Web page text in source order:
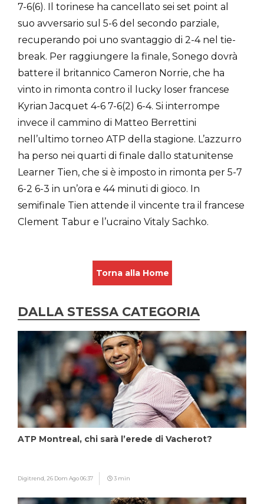
7-6(6). Il torinese ha cancellato sei set point al
suo avversario sul 5-6 del secondo parziale,
recuperando poi uno svantaggio di 2-4 nel tie-
break. Per raggiungere la finale, Sonego dovrà
battere il britannico Cameron Norrie, che ha
vinto in rimonta contro il lucky loser francese
Kyrian Jacquet 4-6 7-6(2) 6-4. Si interrompe
invece il cammino di Matteo Berrettini
nell’ultimo torneo ATP della stagione. L’azzurro
ha perso nei quarti di finale dallo statunitense
Learner Tien, che si è imposto in rimonta per 5-7
6-2 6-3 in un’ora e 44 minuti di gioco. In
semifinale Tien attende il vincente tra il francese
Clement Tabur e l’ucraino Vitaly Sachko.
Torna alla Home
DALLA STESSA CATEGORIA
ATP Montreal, chi sarà l’erede di Vacherot?
Digitrend, 26 Dom Ago 06:37 3 min